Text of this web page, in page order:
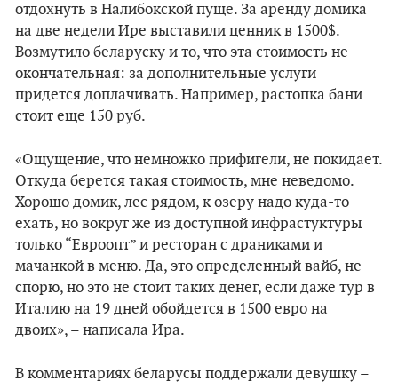
отдохнуть в Налибокской пуще. За аренду домика
на две недели Ире выставили ценник в 1500$.
Возмутило беларуску и то, что эта стоимость не
окончательная: за дополнительные услуги
придется доплачивать. Например, растопка бани
стоит еще 150 руб.
«Ощущение, что немножко прифигели, не покидает.
Откуда берется такая стоимость, мне неведомо.
Хорошо домик, лес рядом, к озеру надо куда-то
ехать, но вокруг же из доступной инфрастуктуры
только “Евроопт” и ресторан с драниками и
мачанкой в меню. Да, это определенный вайб, не
спорю, но это не стоит таких денег, если даже тур в
Италию на 19 дней обойдется в 1500 евро на
двоих», – написала Ира.
В комментариях беларусы поддержали девушку –